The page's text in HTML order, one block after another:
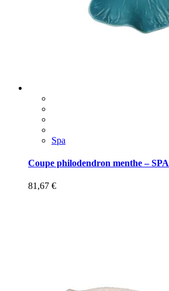
Spa
Coupe philodendron menthe – SPA
81,67 €